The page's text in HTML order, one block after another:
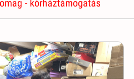
- kórháztámogatás